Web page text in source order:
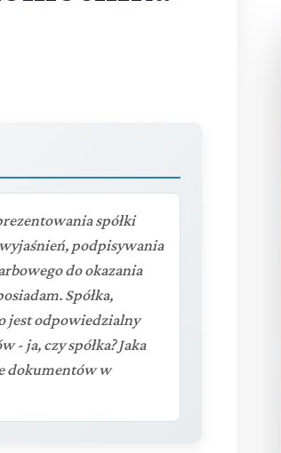
spółki
podpisywania
do okazania
Spółka,
jest odpowiedzialny
- ja, czy spółka? Jaka
dokumentów w